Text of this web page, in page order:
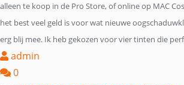
alleen te koop in de Pro Store, of online op MAC
het best veel geld is voor wat nieuwe
erg blij mee. Ik heb gekozen voor vier tinten die
admin
0